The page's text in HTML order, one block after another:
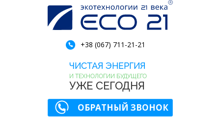
+38 (067) 711-21-21
ЧИСТАЯ ЭНЕРГИЯ
И ТЕХНОЛОГИИ БУДУЩЕГО
УЖЕ СЕГОДНЯ
ОБРАТНЫЙ ЗВОНОК